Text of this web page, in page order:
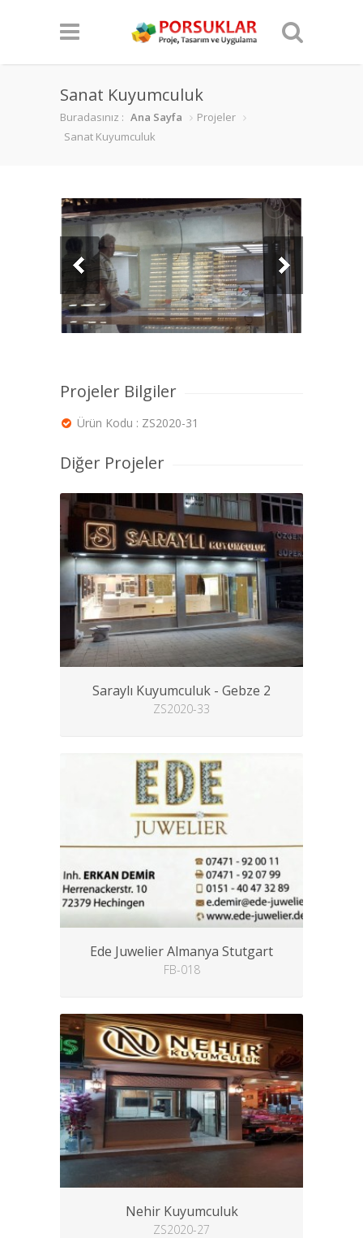
Sanat Kuyumculuk
Buradasınız : Ana Sayfa
Projeler
Sanat Kuyumculuk
Projeler Bilgiler
Ürün Kodu : ZS2020-31
Diğer Projeler
Saraylı Kuyumculuk - Gebze 2
ZS2020-33
Ede Juwelier Almanya Stutgart
FB-018
Nehir Kuyumculuk
ZS2020-27